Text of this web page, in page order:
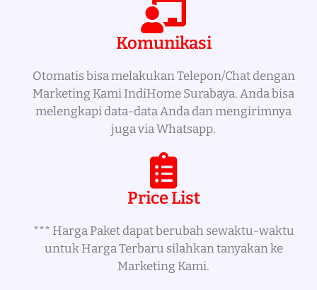
Komunikasi
Otomatis bisa melakukan Telepon/Chat dengan
Marketing Kami IndiHome Surabaya. Anda bisa
melengkapi data-data Anda dan mengirimnya
juga via Whatsapp.
Price List
*** Harga Paket dapat berubah sewaktu-waktu
untuk Harga Terbaru silahkan tanyakan ke
Marketing Kami.